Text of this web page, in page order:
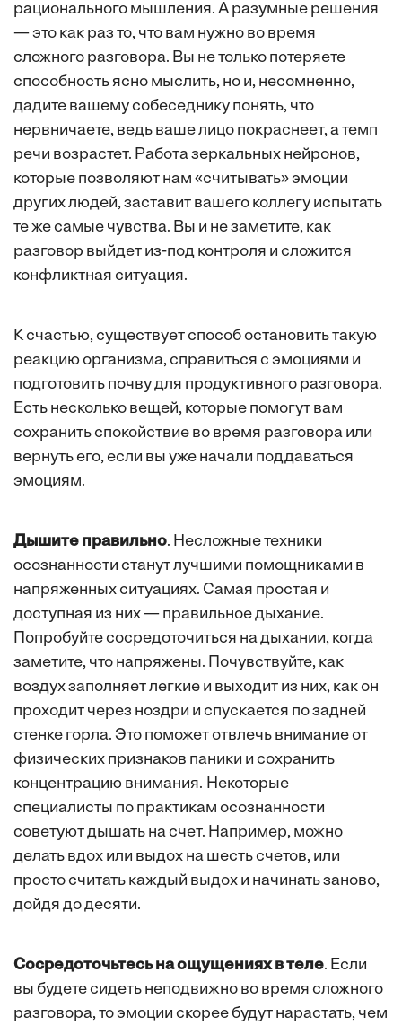
рационального мышления. А разумные решения
— это как раз то, что вам нужно во время
сложного разговора. Вы не только потеряете
способность ясно мыслить, но и, несомненно,
дадите вашему собеседнику понять, что
нервничаете, ведь ваше лицо покраснеет, а темп
речи возрастет. Работа зеркальных нейронов,
которые позволяют нам «считывать» эмоции
других людей, заставит вашего коллегу испытать
те же самые чувства. Вы и не заметите, как
разговор выйдет из-под контроля и сложится
конфликтная ситуация.
К счастью, существует способ остановить такую
реакцию организма, справиться с эмоциями и
подготовить почву для продуктивного разговора.
Есть несколько вещей, которые помогут вам
сохранить спокойствие во время разговора или
вернуть его, если вы уже начали поддаваться
эмоциям.
Дышите правильно. Несложные техники
осознанности станут лучшими помощниками в
напряженных ситуациях. Самая простая и
доступная из них — правильное дыхание.
Попробуйте сосредоточиться на дыхании, когда
заметите, что напряжены. Почувствуйте, как
воздух заполняет легкие и выходит из них, как он
проходит через ноздри и спускается по задней
стенке горла. Это поможет отвлечь внимание от
физических признаков паники и сохранить
концентрацию внимания. Некоторые
специалисты по практикам осознанности
советуют дышать на счет. Например, можно
делать вдох или выдох на шесть счетов, или
просто считать каждый выдох и начинать заново,
дойдя до десяти.
Сосредоточьтесь на ощущениях в теле. Если
вы будете сидеть неподвижно во время сложного
разговора, то эмоции скорее будут нарастать, чем